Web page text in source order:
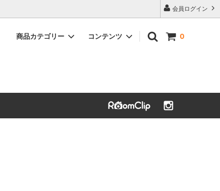
会員ログイン
0
商品カテゴリー コンテンツ